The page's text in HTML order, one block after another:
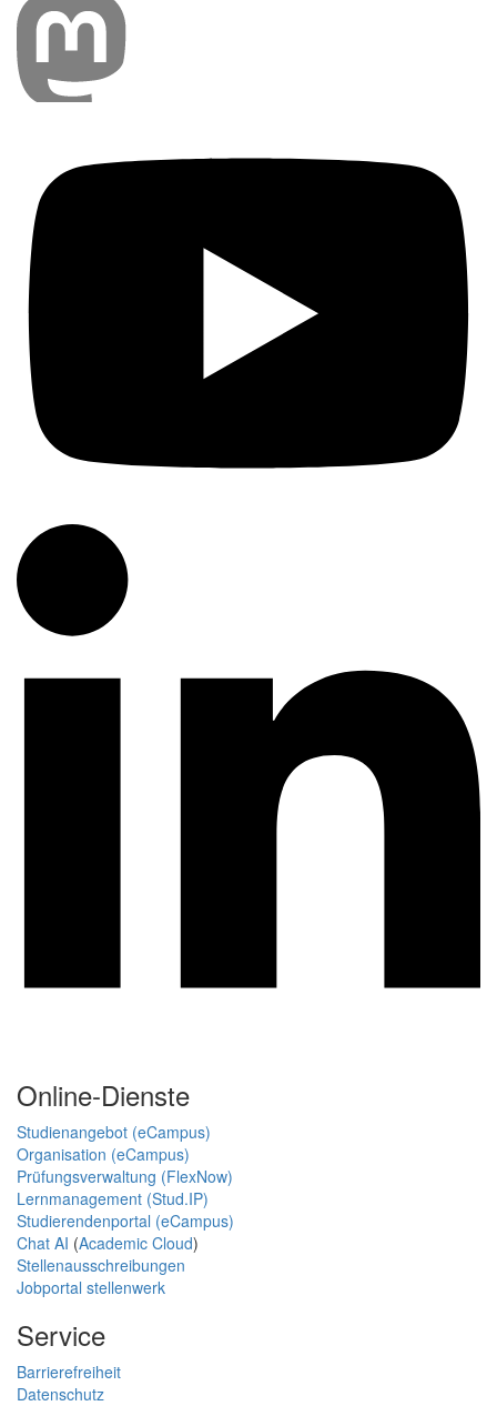
Online-Dienste
Studienangebot (eCampus)
Organisation (eCampus)
Prüfungsverwaltung (FlexNow)
Lernmanagement (Stud.IP)
Studierendenportal (eCampus)
Chat AI (Academic Cloud)
Stellenausschreibungen
Jobportal stellenwerk
Service
Barrierefreiheit
Datenschutz